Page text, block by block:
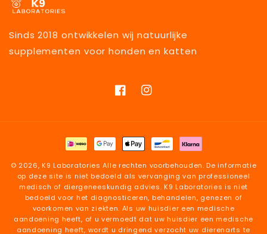
Sinds 2018 ontwikkelen wij natuurlijke
supplementen voor honden en katten
FacebookInstagram
Betaalmethoden
© 2026, K9 Laboratories Alle rechten voorbehouden. De informatie
op deze site is niet bedoeld als vervanging van professioneel
medisch of diergeneeskundig advies. K9 Laboratories is niet
bedoeld voor het diagnosticeren, behandelen, genezen of
voorkomen van ziekten. Als uw huisdier een medische
aandoening heeft, of u vermoedt dat uw huisdier een medische
aandoening heeft, wordt u dringend verzocht uw dierenarts te